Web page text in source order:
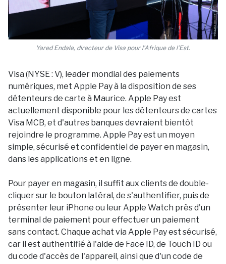
Yared Endale, directeur de Visa pour l’Afrique de l’Est.
Visa (NYSE : V), leader mondial des paiements
numériques, met Apple Pay à la disposition de ses
détenteurs de carte à Maurice. Apple Pay est
actuellement disponible pour les détenteurs de cartes
Visa MCB, et d'autres banques devraient bientôt
rejoindre le programme. Apple Pay est un moyen
simple, sécurisé et confidentiel de payer en magasin,
dans les applications et en ligne.
Pour payer en magasin, il suffit aux clients de double-
cliquer sur le bouton latéral, de s'authentifier, puis de
présenter leur iPhone ou leur Apple Watch près d'un
terminal de paiement pour effectuer un paiement
sans contact. Chaque achat via Apple Pay est sécurisé,
car il est authentifié à l'aide de Face ID, de Touch ID ou
du code d'accès de l'appareil, ainsi que d'un code de